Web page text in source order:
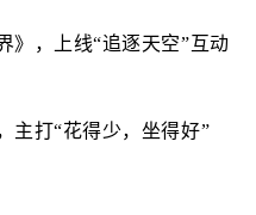
》，上线“追逐天空”互动
主打“花得少，坐得好”